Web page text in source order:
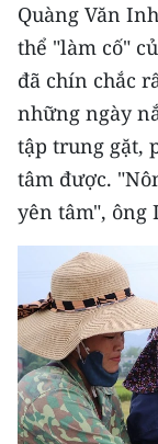
RADIO
MEDIA CENTER
E-Magazine
Video
Media Chính trị
Media Kinh tế
Media Văn hóa
Media Xã hội
Media Pháp
Quàng Văn
thể "làm cố"
đã chín chắc
những ngày
tập trung gặt,
tâm được.
yên tâm",